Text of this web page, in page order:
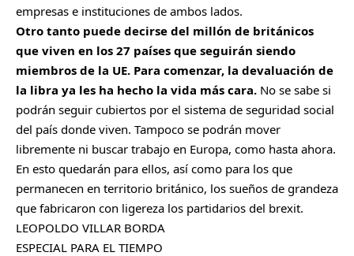
empresas e instituciones de ambos lados.
Otro tanto puede decirse del millón de británicos
que viven en los 27 países que seguirán siendo
miembros de la UE. Para comenzar, la devaluación de
la libra ya les ha hecho la vida más cara. No se sabe si
podrán seguir cubiertos por el sistema de seguridad social
del país donde viven. Tampoco se podrán mover
libremente ni buscar trabajo en Europa, como hasta ahora.
En esto quedarán para ellos, así como para los que
permanecen en territorio británico, los sueños de grandeza
que fabricaron con ligereza los partidarios del brexit.
LEOPOLDO VILLAR BORDA
ESPECIAL PARA EL TIEMPO